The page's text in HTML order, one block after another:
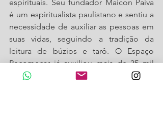
espirituais. Seu fundador Maicon Paiva
é um espiritualista paulistano e sentiu a
necessidade de auxiliar as pessoas em
suas vidas, seguindo a tradição da
leitura de búzios e tarô. O Espaço
Recomeçar já auxiliou mais de 35 mil
pessoas.